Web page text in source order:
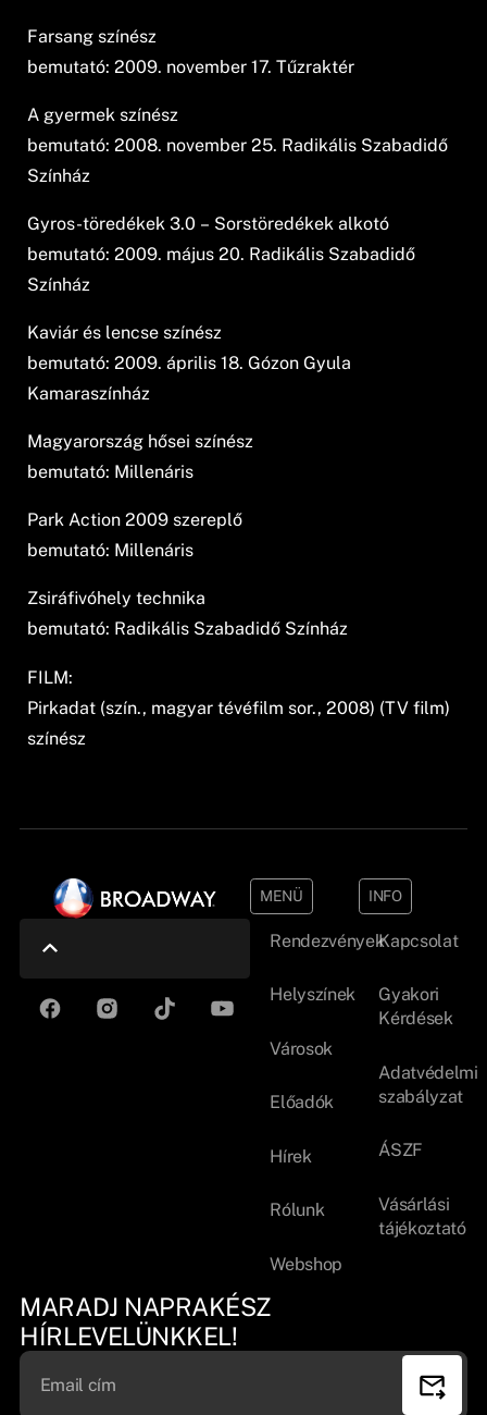
Farsang színész
bemutató: 2009. november 17. Tűzraktér
A gyermek színész
bemutató: 2008. november 25. Radikális Szabadidő
Színház
Gyros-töredékek 3.0 – Sorstöredékek alkotó
bemutató: 2009. május 20. Radikális Szabadidő
Színház
Kaviár és lencse színész
bemutató: 2009. április 18. Gózon Gyula
Kamaraszínház
Magyarország hősei színész
bemutató: Millenáris
Park Action 2009 szereplő
bemutató: Millenáris
Zsiráfivóhely technika
bemutató: Radikális Szabadidő Színház
FILM:
Pirkadat (szín., magyar tévéfilm sor., 2008) (TV film)
színész
MENÜ
Rendezvények
Helyszínek
Városok
Előadók
Hírek
Rólunk
Webshop
INFO
Kapcsolat
Gyakori
Kérdések
Adatvédelmi
szabályzat
ÁSZF
Vásárlási
tájékoztató
MARADJ NAPRAKÉSZ
HÍRLEVELÜNKKEL!